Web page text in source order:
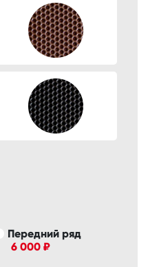
Передний ряд
6 000 ₽